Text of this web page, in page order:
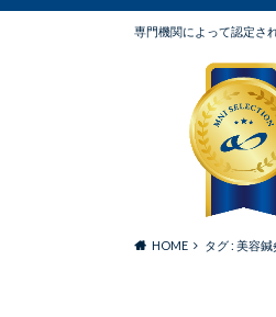
専門機関によって認定さ
HOME タグ : 美容鍼